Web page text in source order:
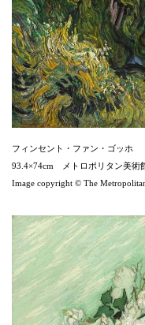
フィンセント・ファン・ゴッホ
93.4×74cm メトロポリタン美術
Image copyright © The